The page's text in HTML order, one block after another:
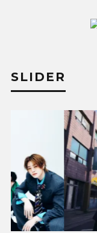
SLIDER